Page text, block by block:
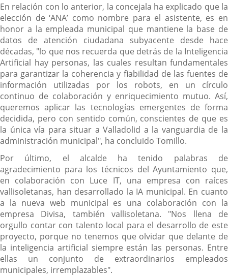
En relación con lo anterior, la concejala ha explicado que la
elección de ‘ANA’ como nombre para el asistente, es en
honor a la empleada municipal que mantiene la base de
datos de atención ciudadana subyacente desde hace
décadas, "lo que nos recuerda que detrás de la Inteligencia
Artificial hay personas, las cuales resultan fundamentales
para garantizar la coherencia y fiabilidad de las fuentes de
información utilizadas por los robots, en un círculo
continuo de colaboración y enriquecimiento mutuo. Así,
queremos aplicar las tecnologías emergentes de forma
decidida, pero con sentido común, conscientes de que es
la única vía para situar a Valladolid a la vanguardia de la
administración municipal", ha concluido Tomillo.
Por último, el alcalde ha tenido palabras de
agradecimiento para los técnicos del Ayuntamiento que,
en colaboración con Luce IT, una empresa con raíces
vallisoletanas, han desarrollado la IA municipal. En cuanto
a la nueva web municipal es una colaboración con la
empresa Divisa, también vallisoletana. "Nos llena de
orgullo contar con talento local para el desarrollo de este
proyecto, porque no tenemos que olvidar que delante de
la inteligencia artificial siempre están las personas. Entre
ellas un conjunto de extraordinarios empleados
municipales, irremplazables".